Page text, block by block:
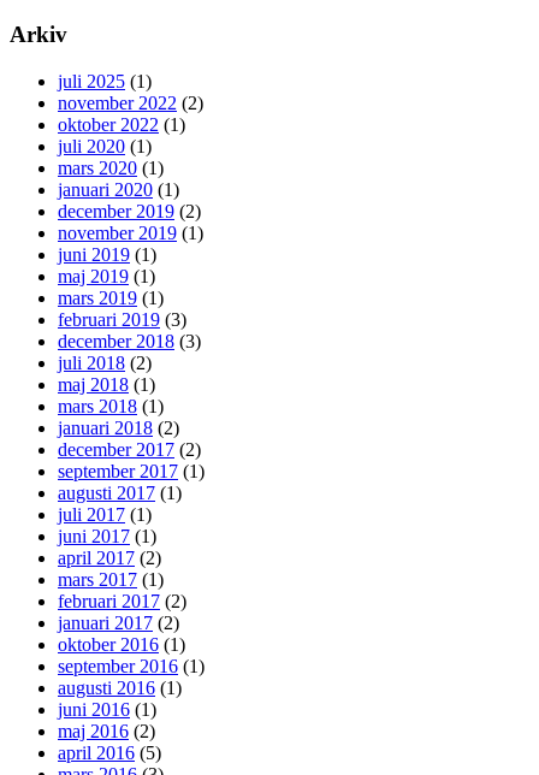
Arkiv
juli 2025 (1)
november 2022 (2)
oktober 2022 (1)
juli 2020 (1)
mars 2020 (1)
januari 2020 (1)
december 2019 (2)
november 2019 (1)
juni 2019 (1)
maj 2019 (1)
mars 2019 (1)
februari 2019 (3)
december 2018 (3)
juli 2018 (2)
maj 2018 (1)
mars 2018 (1)
januari 2018 (2)
december 2017 (2)
september 2017 (1)
augusti 2017 (1)
juli 2017 (1)
juni 2017 (1)
april 2017 (2)
mars 2017 (1)
februari 2017 (2)
januari 2017 (2)
oktober 2016 (1)
september 2016 (1)
augusti 2016 (1)
juni 2016 (1)
maj 2016 (2)
april 2016 (5)